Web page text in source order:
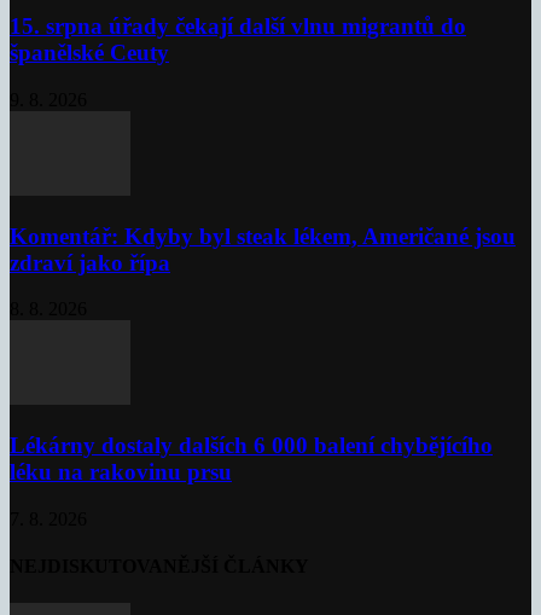
15. srpna úřady čekají další vlnu migrantů do
španělské Ceuty
Komentář: Kdyby byl steak lékem, Američané jsou
zdraví jako řípa
Lékárny dostaly dalších 6 000 balení chybějícího
léku na rakovinu prsu